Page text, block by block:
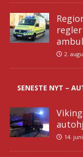
2.
SENESTE NYT –
14.